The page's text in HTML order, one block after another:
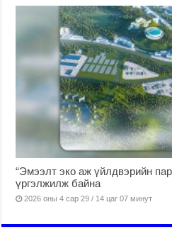
“Эмээлт эко аж үйлдвэрийн
үргэлжилж байна
2026 оны 4 сар 29 / 14 цаг 07 минут